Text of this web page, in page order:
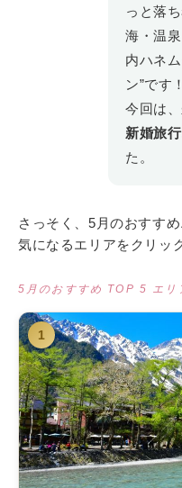
っと落
海・温
内ハネ
ン”です！
今回は、
新婚旅
た。
さっそく、5月のおすす
気になるエリアをクリッ
5月のおすすめ TOP 5 エリ
1